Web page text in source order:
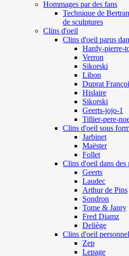
Hommages par des fans
Technique de
de sculptures
Clins d'oeil
Clins d'oeil parus
Hardy-pierre-
Verron
Sikorski
Libon
Duprat
Hislaire
Sikorski
Geerts-jojo-1
Tillier-pere-
Clins d'oeil sous
Jarbinet
Maëster
Follet
Clins d'oeil dans des
Geerts
Laudec
Arthur de Pins
Sondron
Tome & Janry
Fred Diamz
Deliège
Clins d'oeil
Zep
Lepage